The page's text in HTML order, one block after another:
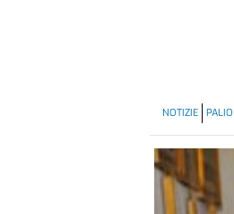
NOTIZIE PALIO